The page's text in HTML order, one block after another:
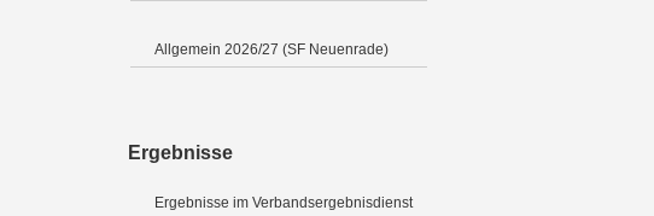
Allgemein 2026/27 (SF Neuenrade)
Ergebnisse
Ergebnisse im Verbandsergebnisdienst